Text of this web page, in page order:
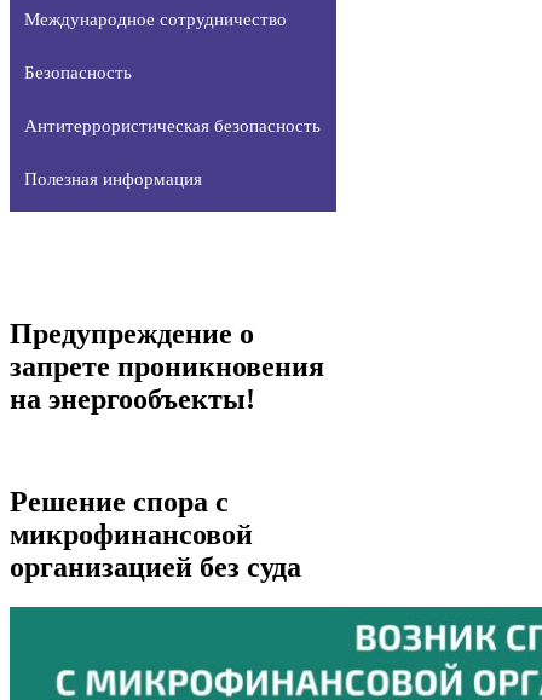
Международное сотрудничество
Безопасность
Антитеррористическая безопасность
Полезная информация
Предупреждение о
запрете проникновения
на энергообъекты!
Решение спора с
микрофинансовой
организацией без суда